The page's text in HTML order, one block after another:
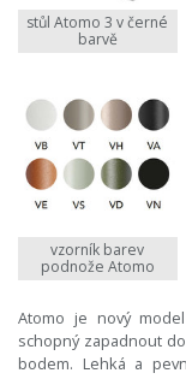
stůl Atomo 3 v černé
barvě
vzorník barev
podnože Atomo
Atomo je nový
schopný zapadnout
bodem. Lehká a